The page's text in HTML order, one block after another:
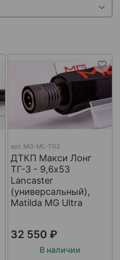
арт. MG-ML-TG3
ДТКП Макси Лонг
ТГ-3 - 9,6x53
Lancaster
(универсальный),
Matilda MG Ultra
32 550 ₽
В наличии